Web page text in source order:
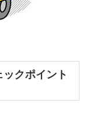
クポイント